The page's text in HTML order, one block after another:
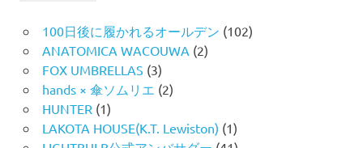
100日後に履かれるオールデン (102)
ANATOMICA WACOUWA (2)
FOX UMBRELLAS (3)
hands × 傘ソムリエ (2)
HUNTER (1)
LAKOTA HOUSE(K.T. Lewiston) (1)